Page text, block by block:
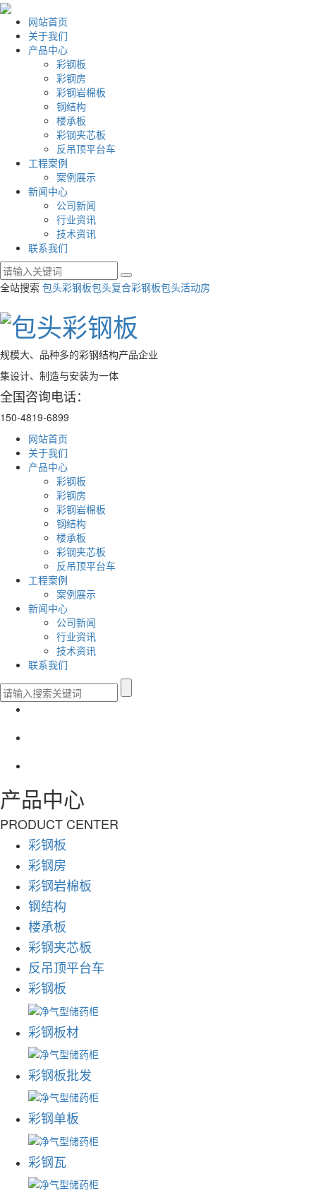
网站首页
关于我们
产品中心
彩钢板
彩钢房
彩钢岩棉板
钢结构
楼承板
彩钢夹芯板
反吊顶平台车
工程案例
案例展示
新闻中心
公司新闻
行业资讯
技术资讯
联系我们
全站搜索 包头彩钢板包头复合彩钢板包头活动房
规模大、品种多的彩钢结构产品企业
集设计、制造与安装为一体
全国咨询电话：
150-4819-6899
网站首页
关于我们
产品中心
彩钢板
彩钢房
彩钢岩棉板
钢结构
楼承板
彩钢夹芯板
反吊顶平台车
工程案例
案例展示
新闻中心
公司新闻
行业资讯
技术资讯
联系我们
产品中心
PRODUCT CENTER
彩钢板
彩钢房
彩钢岩棉板
钢结构
楼承板
彩钢夹芯板
反吊顶平台车
彩钢板
彩钢板材
彩钢板批发
彩钢单板
彩钢瓦